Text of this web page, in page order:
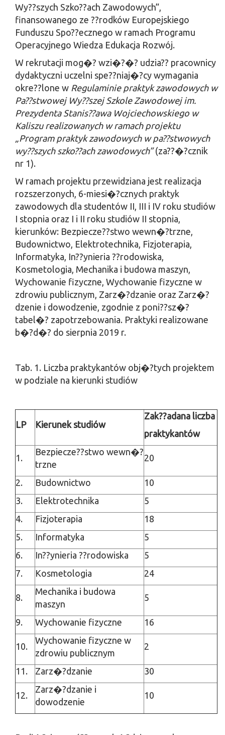
Wy??szych Szko??ach Zawodowych”,
finansowanego ze ??rodków Europejskiego
Funduszu Spo??ecznego w ramach Programu
Operacyjnego Wiedza Edukacja Rozwój.
W rekrutacji mog�? wzi�?�? udzia?? pracownicy
dydaktyczni uczelni spe??niaj�?cy wymagania
okre??lone w Regulaminie praktyk zawodowych w
Pa??stwowej Wy??szej Szkole Zawodowej im.
Prezydenta Stanis??awa Wojciechowskiego w
Kaliszu realizowanych w ramach projektu
„Program praktyk zawodowych w pa??stwowych
wy??szych szko??ach zawodowych”(za??�?cznik
nr 1).
W ramach projektu przewidziana jest realizacja
rozszerzonych, 6-miesi�?cznych praktyk
zawodowych dla studentów II, III i IV roku studiów
I stopnia oraz I i II roku studiów II stopnia,
kierunków: Bezpiecze??stwo wewn�?trzne,
Budownictwo, Elektrotechnika, Fizjoterapia,
Informatyka, In??ynieria ??rodowiska,
Kosmetologia, Mechanika i budowa maszyn,
Wychowanie fizyczne, Wychowanie fizyczne w
zdrowiu publicznym, Zarz�?dzanie oraz Zarz�?
dzenie i dowodzenie, zgodnie z poni??sz�?
tabel�? zapotrzebowania. Praktyki realizowane
b�?d�? do sierpnia 2019 r.
Tab. 1. Liczba praktykantów obj�?tych projektem
w podziale na kierunki studiów
LP Kierunek studiów
Zak??adana liczba
praktykantów
1.
Bezpiecze??stwo wewn�?
trzne
20
2. Budownictwo
10
3.
Elektrotechnika
5
4.
Fizjoterapia
18
5.
Informatyka
5
6.
In??ynieria ??rodowiska
5
7.
Kosmetologia 24
8.
Mechanika i budowa
maszyn
5
9. Wychowanie fizyczne 16
10.
Wychowanie fizyczne w
zdrowiu publicznym
2
11. Zarz�?dzanie 30
12.
Zarz�?dzanie i
dowodzenie
10